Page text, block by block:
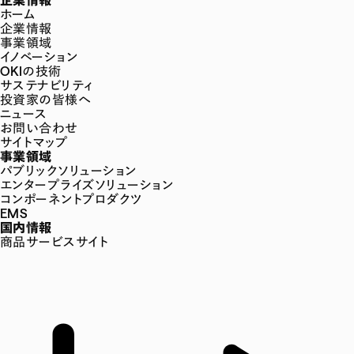
ホーム
企業情報
事業領域
イノベーション
OKIの技術
サステナビリティ
投資家の皆様へ
ニュース
お問い合わせ
サイトマップ
事業領域
パブリックソリューション
エンタープライズソリューション
コンポーネントプロダクツ
EMS
国内情報
商品サービスサイト